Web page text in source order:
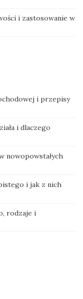
i zastosowanie w
i przepisy
i dlaczego
nowopowstałych
i jak z nich
rodzaje i